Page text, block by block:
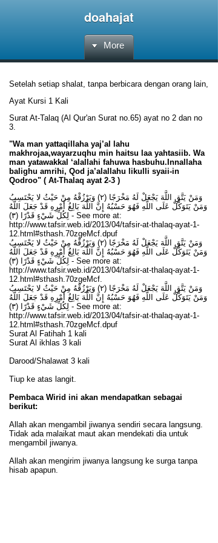
doahajat
More
Setelah setiap shalat, tanpa berbicara dengan orang lain,
Ayat Kursi 1 Kali
Surat At-Talaq (Al Qur'an Surat no.65) ayat no 2 dan no
3.
"Wa man yattaqillaha yaj’al lahu
makhrojaa,wayarzuqhu min haitsu laa yahtasiib. Wa
man yatawakkal ‘alallahi fahuwa hasbuhu.Innallaha
balighu amrihi, Qod ja’alallahu likulli syaii-in
Qodroo" ( At-Thalaq ayat 2-3 )
وَمَنْ يَتَّقِ اللَّهَ يَجْعَلْ لَهُ مَخْرَجًا (٢) وَيَرْزُقْهُ مِنْ حَيْثُ لا يَحْتَسِبُ
وَمَنْ يَتَوَكَّلْ عَلَى اللَّهِ فَهُوَ حَسْبُهُ إِنَّ اللَّهَ بَالِغُ أَمْرِهِ قَدْ جَعَلَ اللَّهُ
لِكُلِّ شَيْءٍ قَدْرًا (٣) - See more at:
http://www.tafsir.web.id/2013/04/tafsir-at-thalaq-ayat-1-
12.html#sthash.70zgeMcf.dpuf
وَمَنْ يَتَّقِ اللَّهَ يَجْعَلْ لَهُ مَخْرَجًا (٢) وَيَرْزُقْهُ مِنْ حَيْثُ لا يَحْتَسِبُ
وَمَنْ يَتَوَكَّلْ عَلَى اللَّهِ فَهُوَ حَسْبُهُ إِنَّ اللَّهَ بَالِغُ أَمْرِهِ قَدْ جَعَلَ اللَّهُ
لِكُلِّ شَيْءٍ قَدْرًا (٣) - See more at:
http://www.tafsir.web.id/2013/04/tafsir-at-thalaq-ayat-1-
12.html#sthash.70zgeMcf.
وَمَنْ يَتَّقِ اللَّهَ يَجْعَلْ لَهُ مَخْرَجًا (٢) وَيَرْزُقْهُ مِنْ حَيْثُ لا يَحْتَسِبُ
وَمَنْ يَتَوَكَّلْ عَلَى اللَّهِ فَهُوَ حَسْبُهُ إِنَّ اللَّهَ بَالِغُ أَمْرِهِ قَدْ جَعَلَ اللَّهُ
لِكُلِّ شَيْءٍ قَدْرًا (٣) - See more at:
http://www.tafsir.web.id/2013/04/tafsir-at-thalaq-ayat-1-
12.html#sthash.70zgeMcf.dpuf
Surat Al Fatihah 1 kali
Surat Al ikhlas 3 kali
Darood/Shalawat 3 kali
Tiup ke atas langit.
Pembaca Wirid ini akan mendapatkan sebagai
berikut:
Allah akan mengambil jiwanya sendiri secara langsung.
Tidak ada malaikat maut akan mendekati dia untuk
mengambil jiwanya.
Allah akan mengirim jiwanya langsung ke surga tanpa
hisab apapun.